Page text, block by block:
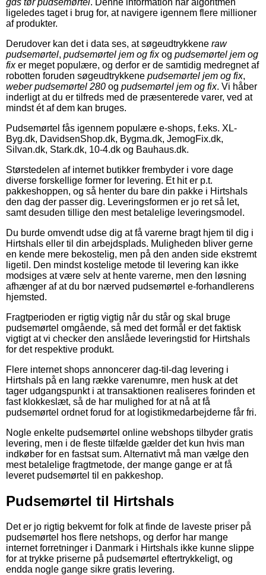
ligeledes taget i brug for, at navigere igennem flere millioner
af produkter.
Derudover kan det i data ses, at søgeudtrykkene raw
pudsemørtel, pudsemørtel jem og fixog pudsemørtel jem og
fixer meget populære, og derfor er de samtidig medregnet af
robotten foruden søgeudtrykkene pudsemørtel jem og fix,
weber pudsemørtel 280 og pudsemørtel jem og fix. Vi håber
inderligt at du er tilfreds med de præsenterede varer, ved at
mindst ét af dem kan bruges.
Pudsemørtel fås igennem populære e-shops, f.eks. XL-
Byg.dk, DavidsenShop.dk, Bygma.dk, JemogFix.dk,
Silvan.dk, Stark.dk, 10-4.dk og Bauhaus.dk.
Størstedelen af internet butikker frembyder i vore dage
diverse forskellige former for levering. Et hit er p.t.
pakkeshoppen, og så henter du bare din pakke i Hirtshals
den dag der passer dig. Leveringsformen er jo ret så let,
samt desuden tillige den mest betalelige leveringsmodel.
Du burde omvendt udse dig at få varerne bragt hjem til dig i
Hirtshals eller til din arbejdsplads. Muligheden bliver gerne
en kende mere bekostelig, men på den anden side ekstremt
ligetil. Den mindst kostelige metode til levering kan ikke
modsiges at være selv at hente varerne, men den løsning
afhænger af at du bor nærved pudsemørtel e-forhandlerens
hjemsted.
Fragtperioden er rigtig vigtig når du står og skal bruge
pudsemørtel omgående, så med det formål er det faktisk
vigtigt at vi checker den anslåede leveringstid for Hirtshals
for det respektive produkt.
Flere internet shops annoncerer dag-til-dag levering i
Hirtshals på en lang række varenumre, men husk at det
tager udgangspunkt i at transaktionen realiseres forinden et
fast klokkeslæt, så de har mulighed for at nå at få
pudsemørtel ordnet forud for at logistikmedarbejderne får fri.
Nogle enkelte pudsemørtel online webshops tilbyder gratis
levering, men i de fleste tilfælde gælder det kun hvis man
indkøber for en fastsat sum. Alternativt må man vælge den
mest betalelige fragtmetode, der mange gange er at få
leveret pudsemørtel til en pakkeshop.
Pudsemørtel til Hirtshals
Det er jo rigtig bekvemt for folk at finde de laveste priser på
pudsemørtel hos flere netshops, og derfor har mange
internet forretninger i Danmark i Hirtshals ikke kunne slippe
for at trykke priserne på pudsemørtel eftertrykkeligt, og
endda nogle gange sikre gratis levering.